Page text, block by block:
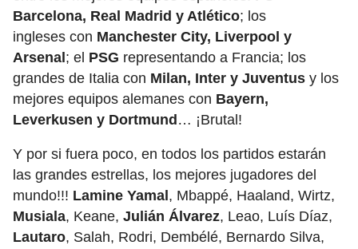
Barcelona, Real Madrid y Atlético; los
ingleses con Manchester City, Liverpool y
Arsenal ; el PSG representando a Francia; los
grandes de Italia con Milan, Inter y Juventus y los
mejores equipos alemanes con Bayern,
Leverkusen y Dortmund … ¡Brutal!
Y por si fuera poco, en todos los partidos estarán
las grandes estrellas, los mejores jugadores del
mundo!!! Lamine Yamal , Mbappé, Haaland, Wirtz,
Musiala, Keane, Julián Álvarez, Leao, Luís Díaz,
Lautaro, Salah, Rodri, Dembélé, Bernardo Silva,